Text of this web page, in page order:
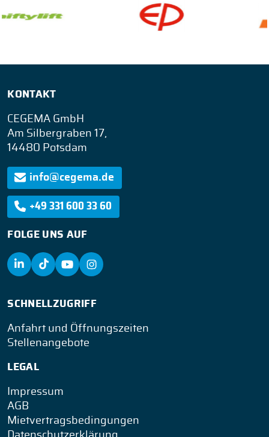
KONTAKT
CEGEMA GmbH
Am Silbergraben 17,
14480 Potsdam
info@cegema.de
+49 331 600 33 60
FOLGE UNS AUF
SCHNELLZUGRIFF
Anfahrt und Öffnungszeiten
Stellenangebote
LEGAL
Impressum
AGB
Mietvertragsbedingungen